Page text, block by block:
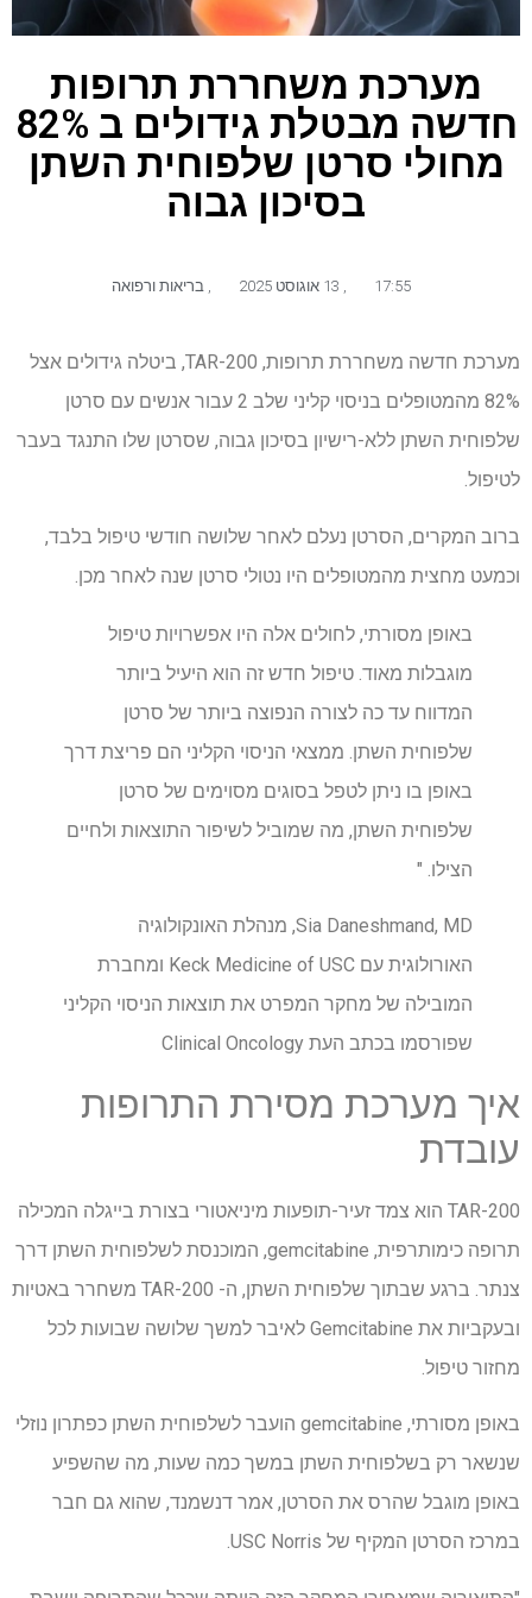
מערכת משחררת תרופות
חדשה מבטלת גידולים ב 82%
מחולי סרטן שלפוחית השתן
בסיכון גבוה
17:55 בריאות ורפואה
מערכת חדשה משחררת תרופות, TAR-200, ביטלה גידולים אצל
82% מהמטופלים בניסוי קליני שלב 2 עבור אנשים עם סרטן
שלפוחית השתן ללא-רישיון בסיכון גבוה, שסרטן שלו התנגד בעבר
לטיפול.
ברוב המקרים, הסרטן נעלם לאחר שלושה חודשי טיפול בלבד,
וכמעט מחצית מהמטופלים היו נטולי סרטן שנה לאחר מכן.
באופן מסורתי, לחולים אלה היו אפשרויות טיפול
מוגבלות מאוד. טיפול חדש זה הוא היעיל ביותר
המדווח עד כה לצורה הנפוצה ביותר של סרטן
שלפוחית השתן. ממצאי הניסוי הקליני הם פריצת דרך
באופן בו ניתן לטפל בסוגים מסוימים של סרטן
שלפוחית השתן, מה שמוביל לשיפור התוצאות ולחיים
הצילו. "
Sia Daneshmand, MD, מנהלת האונקולוגיה
האורולוגית עם Keck Medicine of USC ומחברת
המובילה של מחקר המפרט את תוצאות הניסוי הקליני
שפורסמו בכתב העת Clinical Oncology
איך מערכת מסירת התרופות
עובדת
TAR-200 הוא צמד זעיר-תופעות מיניאטורי בצורת בייגלה המכילה
תרופה כימותרפית, gemcitabine, המוכנסת לשלפוחית השתן דרך
צנתר. ברגע שבתוך שלפוחית השתן, ה- TAR-200 משחרר באטיות
ובעקביות את Gemcitabine לאיבר למשך שלושה שבועות לכל
מחזור טיפול.
באופן מסורתי, gemcitabine הועבר לשלפוחית השתן כפתרון נוזלי
שנשאר רק בשלפוחית השתן במשך כמה שעות, מה שהשפיע
באופן מוגבל שהרס את הסרטן, אמר דנשמנד, שהוא גם חבר
במרכז הסרטן המקיף של USC Norris.